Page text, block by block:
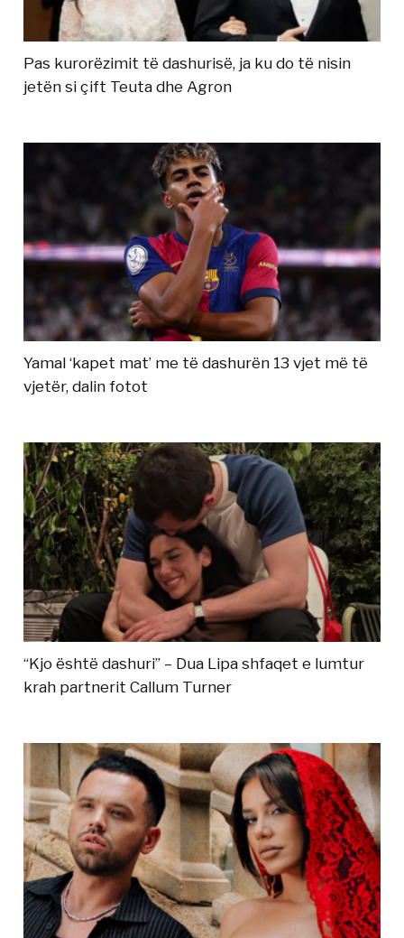
Pas kurorëzimit të dashurisë, ja ku do të nisin
jetën si çift Teuta dhe Agron
Yamal ‘kapet mat’ me të dashurën 13 vjet më të
vjetër, dalin fotot
“Kjo është dashuri” – Dua Lipa shfaqet e lumtur
krah partnerit Callum Turner